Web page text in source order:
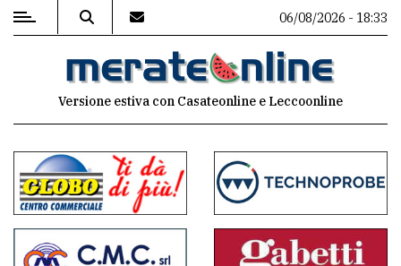
MENU
commenti
Contenuti
del
06/08/2026 - 18:33
Versione estiva con Casateonline e Leccoonline